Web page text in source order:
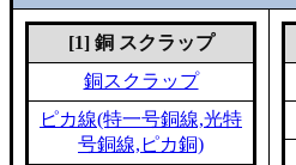
[1] 銅 スクラップ
銅スクラップ
ピカ線(特一号銅線,光特
号銅線,ピカ銅)